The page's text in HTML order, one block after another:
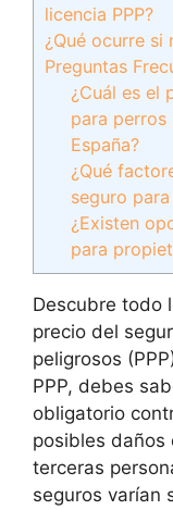
licencia PPP?
¿Qué ocurre si
Preguntas
¿Cuál es el
para
España?
¿Qué
seguro
¿Existen
para
Descubre todo
precio del
peligrosos
PPP, debes
obligatorio
posibles daños
terceras
seguros varían